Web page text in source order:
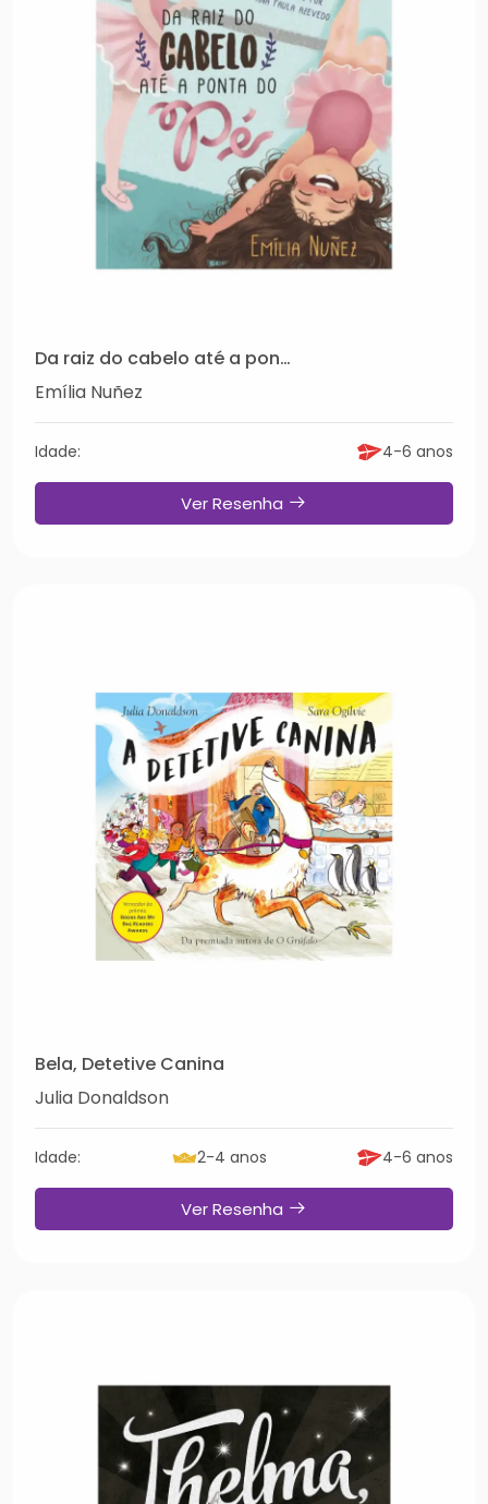
Da raiz do cabelo até a ponta do pé
Emília Nuñez
Idade: 4-6 anos
Ver Resenha
Bela, Detetive Canina
Julia Donaldson
Idade: 2-4 anos 4-6 anos
Ver Resenha